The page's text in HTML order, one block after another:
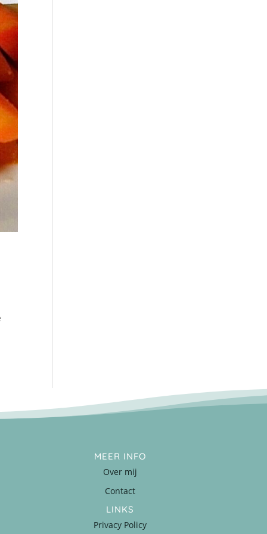
MEER INFO
Over mij
Contact
LINKS
Privacy Policy